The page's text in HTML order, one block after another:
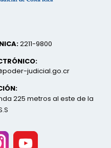
2211-9800
judicial.go.cr
225 metros al este de la